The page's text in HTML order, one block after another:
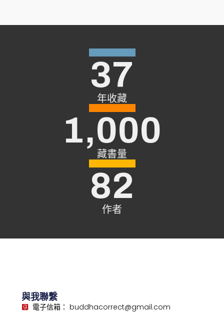
年收藏
37
藏書量
1,000
作者
82
與我聯繫
電子信箱： buddhacorrect@gmail.com